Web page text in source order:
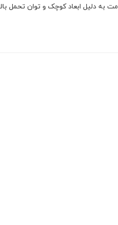
دلیل ابعاد کوچک و توان تحمل